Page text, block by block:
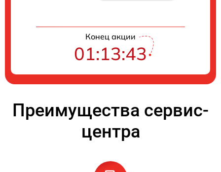
Конец акции
01:13:42
Преимущества сервис-
центра